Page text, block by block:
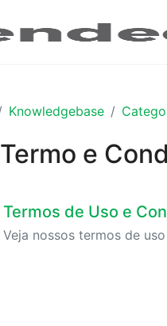
Knowledgebase
Termo e
Termos de Uso e
Veja nossos termos de uso